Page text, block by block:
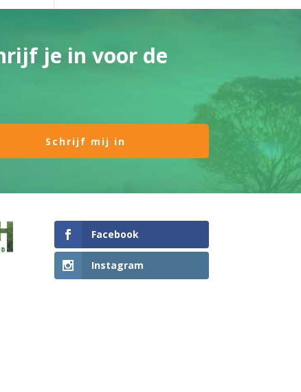
je in voor de
Facebook
Instagram